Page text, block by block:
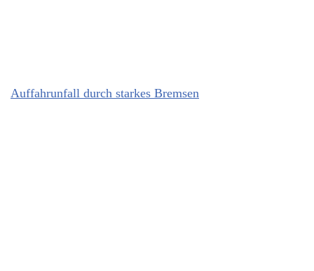
Auffahrunfall durch starkes Bremsen